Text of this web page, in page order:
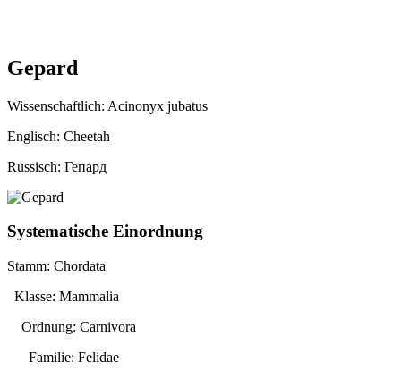
Gepard
Wissenschaftlich: Acinonyx jubatus
Englisch: Cheetah
Russisch: Гепард
Systematische Einordnung
Stamm: Chordata
Klasse: Mammalia
Ordnung: Carnivora
Familie: Felidae